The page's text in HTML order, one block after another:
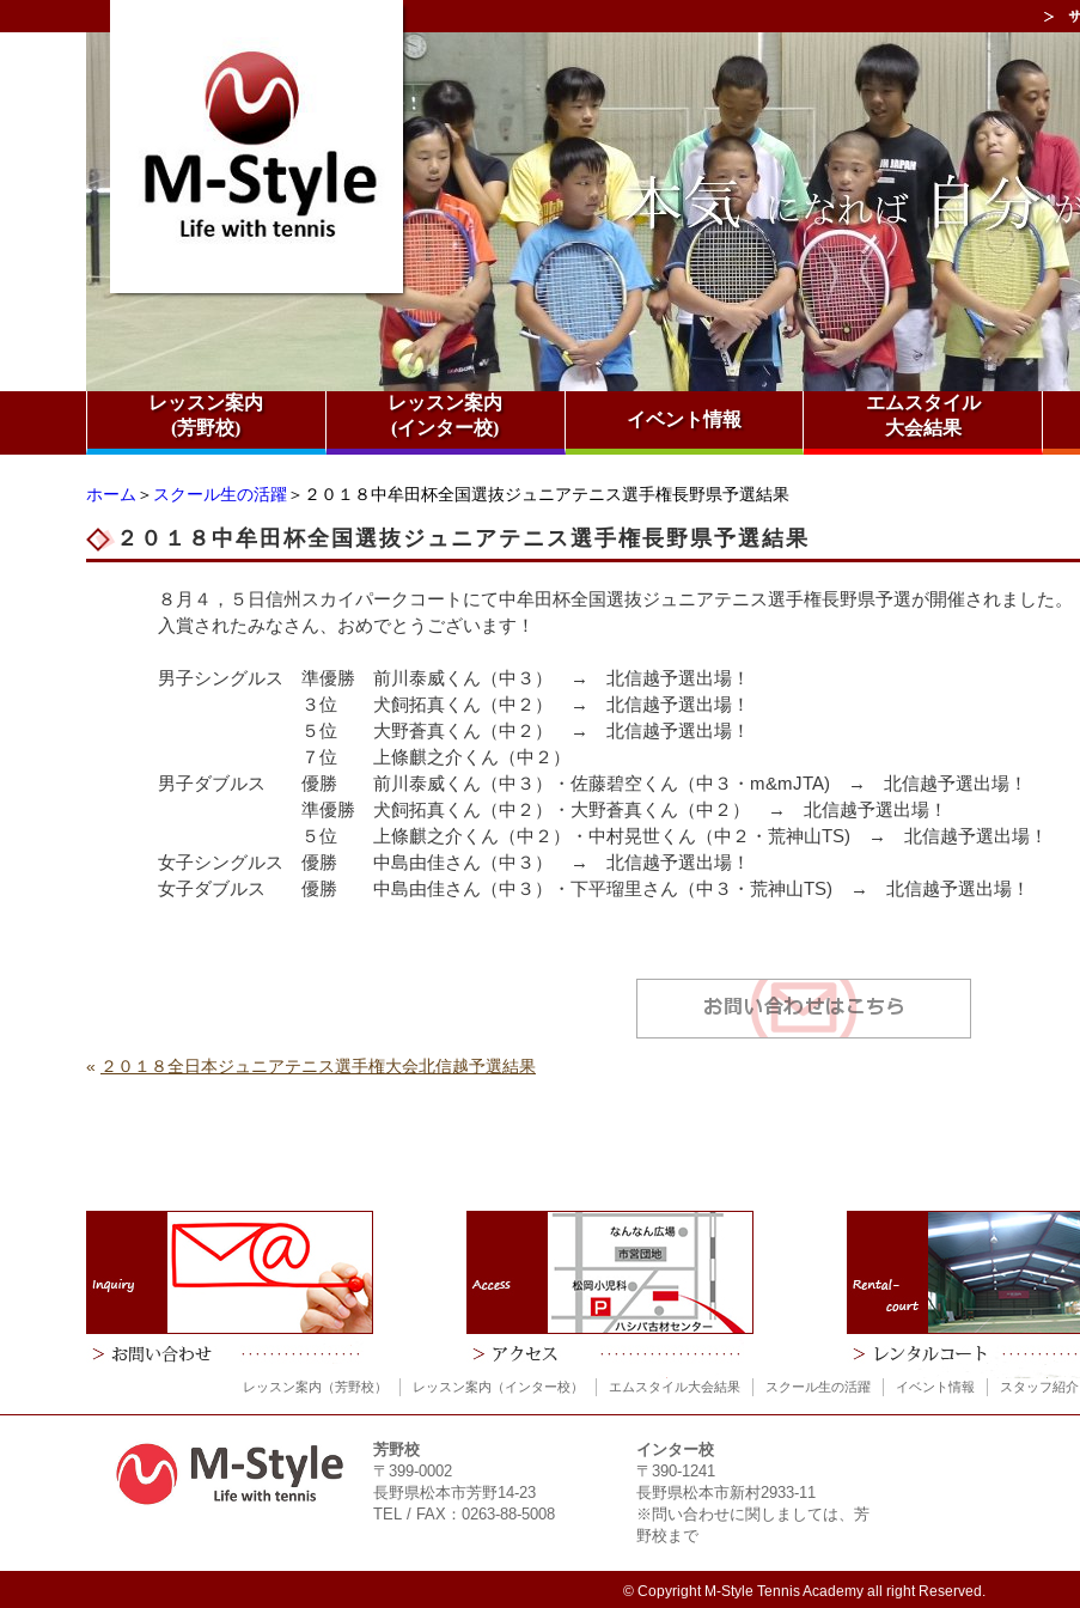
レッスン案内
(芳野校)
レッスン案内
(インター校)
イベント情報
エムスタイル
大会結果
ホーム ＞ スクール生の活躍＞２０１８中牟田杯全国選抜ジュニアテニス選手権長野県予選結果
２０１８中牟田杯全国選抜ジュニアテニス選手権長野県予選結果
８月４，５日信州スカイパークコートにて中牟田杯全国選抜ジュニアテニス選手権長野県予選が開催されました。
入賞されたみなさん、おめでとうございます！
男子シングルス 準優勝 前川泰威くん（中３） → 北信越予選出場！
３位 犬飼拓真くん（中２） → 北信越予選出場！
５位 大野蒼真くん（中２） → 北信越予選出場！
７位 上條麒之介くん（中２）
男子ダブルス 優勝 前川泰威くん（中３）・佐藤碧空くん（中３・m&mJTA) → 北信越予選出場！
準優勝 犬飼拓真くん（中２）・大野蒼真くん（中２） → 北信越予選出場！
５位 上條麒之介くん（中２）・中村晃世くん（中２・荒神山TS) → 北信越予選出場！
女子シングルス 優勝 中島由佳さん（中３） → 北信越予選出場！
女子ダブルス 優勝 中島由佳さん（中３）・下平瑠里さん（中３・荒神山TS) → 北信越予選出場！
« ２０１８全日本ジュニアテニス選手権大会北信越予選結果
レッスン案内（芳野校） レッスン案内（インター校） エムスタイル大会結果 スクール生の活躍 イベント情報 スタッフ紹介
芳野校
〒399-0002
長野県松本市芳野14-23
TEL / FAX：0263-88-5008
インター校
〒390-1241
長野県松本市新村2933-11
※問い合わせに関しましては、芳
野校まで
© Copyright M-Style Tennis Academy all right Reserved.